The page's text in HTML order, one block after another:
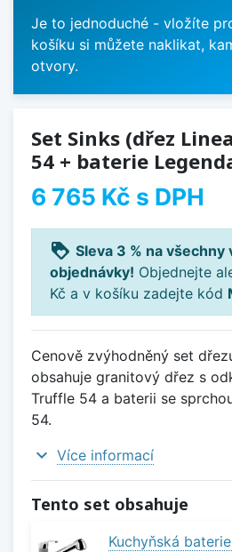
Je to jednoduché - vložíte
košíku si můžete naklikat,
otvory.
Set Sinks (dřez
54 + baterie
6 765 Kč s DPH
loyalty Sleva 3 % na všechny
objednávky! Objednejte
Kč a v košíku zadejte kód
Cenově zvýhodněný set
obsahuje granitový dřez s
Truffle 54 a baterii se
54.
expand_more Více informací
Tento set obsahuje
Kuchyňská